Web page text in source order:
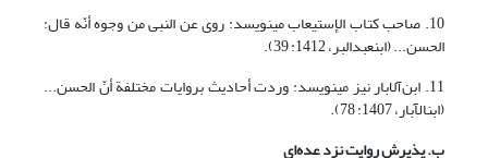
10. صاحب کتاب الإستیعاب می‏نویسد: روی عن النبی من وجوه أنّه قال:
الحسن... (ابن‏عبدالبر، 1412: 39).
11. ابن‌آلابار نیز می‏نویسد: وردت أحادیث بروایات مختلفة أنّ الحسن...
(ابن‏الآبار، 1407: 78).
ب.پذیرش روایت نزد عده‌ای